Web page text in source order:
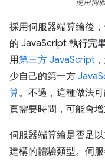
使用伺
採用伺服器端算繪後
的 JavaScript 執行完
用第三方 JavaScript
少自己的第一方
算。不過，這種做法
頁需要時間，可能會增
伺服器端算繪是否足
建構的體驗類型。伺